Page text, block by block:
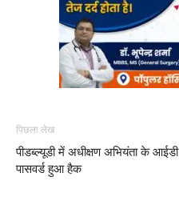
पिछला लेख
पीडब्ल्यूडी में अधीक्षण अभियंता के आईडी
पासवर्ड हुआ हैक